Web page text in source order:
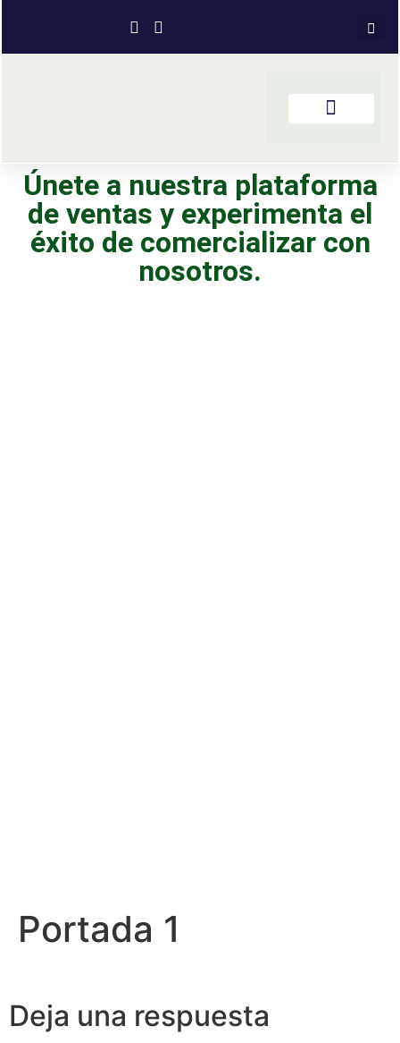
Únete a nuestra plataforma
de ventas y experimenta el
éxito de comercializar con
nosotros.
Portada 1
Deja una respuesta